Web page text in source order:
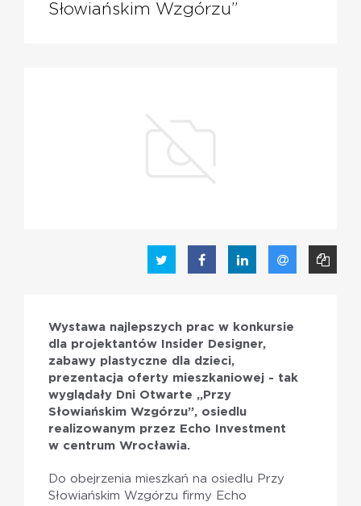
Słowiańskim Wzgórzu”
Wystawa najlepszych prac w konkursie
dla projektantów Insider Designer,
zabawy plastyczne dla dzieci,
prezentacja oferty mieszkaniowej - tak
wyglądały Dni Otwarte „Przy
Słowiańskim Wzgórzu”, osiedlu
realizowanym przez Echo Investment
w centrum Wrocławia.
Do obejrzenia mieszkań na osiedlu Przy
Słowiańskim Wzgórzu firmy Echo